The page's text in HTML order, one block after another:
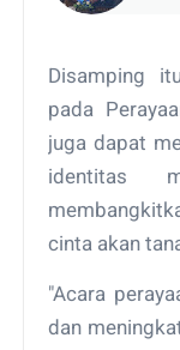
Disamping
pada
juga dapat
identitas
cinta akan
"Acara
dan